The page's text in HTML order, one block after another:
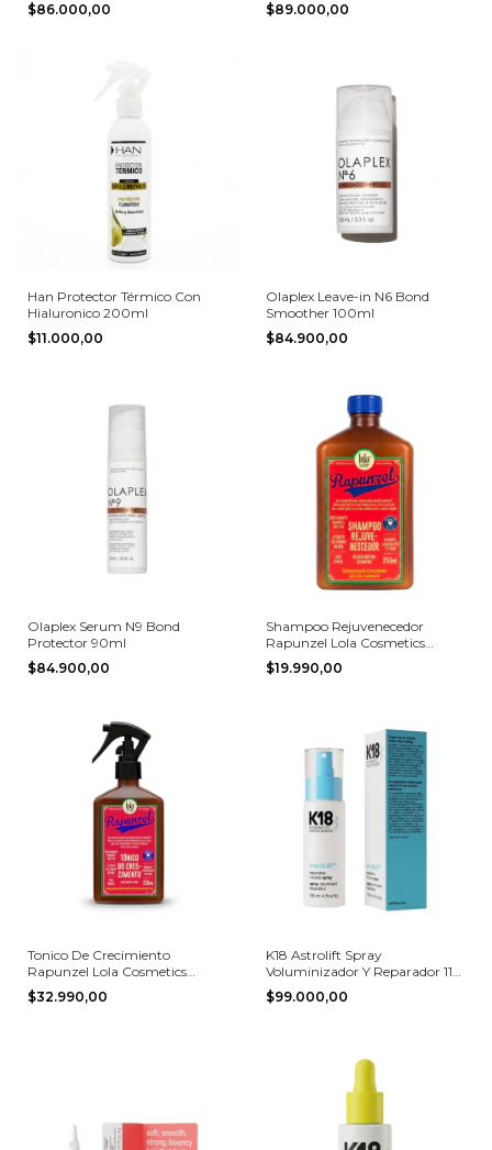
$86.000,00 $89.000,00
Han Protector Térmico Con
Hialuronico 200ml
$11.000,00
Olaplex Leave-in N6 Bond
Smoother 100ml
$84.900,00
Olaplex Serum N9 Bond
Protector 90ml
$84.900,00
Shampoo Rejuvenecedor
Rapunzel Lola Cosmetics
250ml
$19.990,00
Tonico De Crecimiento
Rapunzel Lola Cosmetics
250ml
$32.990,00
K18 Astrolift Spray
Voluminizador Y Reparador 118
Ml
$99.000,00